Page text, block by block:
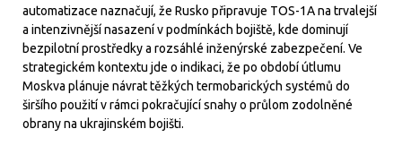
automatizace naznačují, že Rusko připravuje TOS-1A na trvalejší
a intenzivnější nasazení v podmínkách bojiště, kde dominují
bezpilotní prostředky a rozsáhlé inženýrské zabezpečení. Ve
strategickém kontextu jde o indikaci, že po období útlumu
Moskva plánuje návrat těžkých termobarických systémů do
širšího použití v rámci pokračující snahy o průlom zodolněné
obrany na ukrajinském bojišti.